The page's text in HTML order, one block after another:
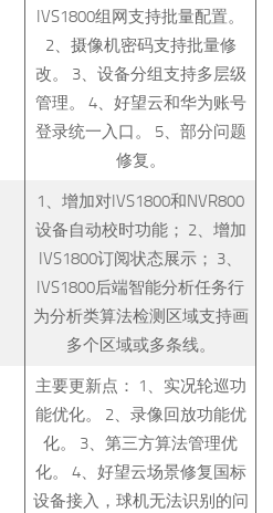
IVS1800组网支持批量配置。
2、摄像机密码支持批量修
改。 3、设备分组支持多层级
管理。 4、好望云和华为账号
登录统一入口。 5、部分问题
修复。
1、增加对IVS1800和NVR800
设备自动校时功能； 2、增加
IVS1800订阅状态展示； 3、
IVS1800后端智能分析任务行
为分析类算法检测区域支持画
多个区域或多条线。
主要更新点： 1、实况轮巡功
能优化。 2、录像回放功能优
化。 3、第三方算法管理优
化。 4、好望云场景修复国标
设备接入，球机无法识别的问